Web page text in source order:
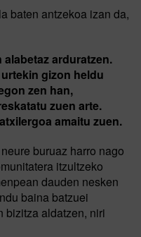
baten antzekoa izan da,
alabetaz arduratzen.
gizon heldu
zen han,
zuen arte.
amaitu zuen.
buruaz harro nago
itzultzeko
dauden nesken
baina batzuei
bizitza aldatzen, niri